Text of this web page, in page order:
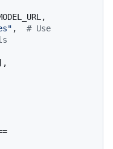
, # Use